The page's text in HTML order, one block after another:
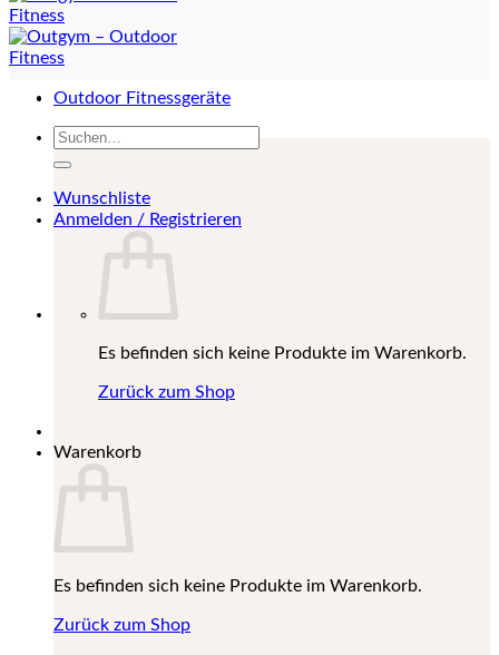
Suchen
Wunschliste
Anmelden / Registrieren
Es befinden sich keine Produkte im Warenkorb.
Zurück zum Shop
Warenkorb
Es befinden sich keine Produkte im Warenkorb.
Zurück zum Shop
Outdoor Fitnessgeräte